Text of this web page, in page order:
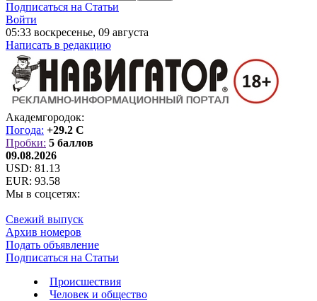
Подписаться на Статьи
Войти
05:33 воскресенье, 09 августа
Написать в редакцию
Академгородок:
Погода: +29.2 C
Пробки: 5 баллов
09.08.2026
USD: 81.13
EUR: 93.58
Мы в соцсетях:
Свежий выпуск
Архив номеров
Подать объявление
Подписаться на Статьи
Происшествия
Человек и общество